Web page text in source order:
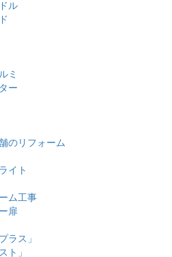
ル
ミ
ー
のリフォーム
イト
ム工事
扉
ラス」
ト」